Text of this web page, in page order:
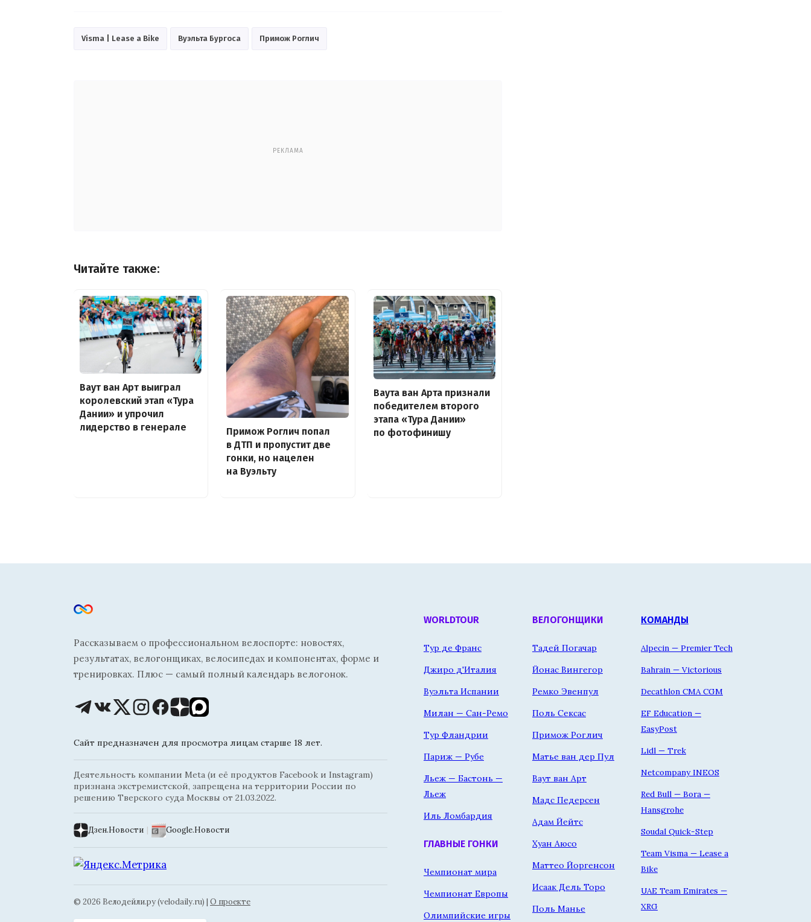
Visma | Lease a Bike Вуэльта Бургоса Примож Роглич
РЕКЛАМА
Читайте также:
Ваут ван Арт выиграл
королевский этап «Тура
Дании» и упрочил
лидерство в генерале
Примож Роглич попал
в ДТП и пропустит две
гонки, но нацелен
на Вуэльту
Ваута ван Арта признали
победителем второго
этапа «Тура Дании»
по фотофинишу
Рассказываем о профессиональном велоспорте: новостях,
результатах, велогонщиках, велосипедах и компонентах, форме и
тренировках. Плюс — самый полный календарь велогонок.
Сайт предназначен для просмотра лицам старше 18 лет.
Деятельность компании Meta (и её продуктов Facebook и Instagram)
признана экстремистской, запрещена на территории России по
решению Тверского суда Москвы от 21.03.2022.
Дзен.Новости | Google.Новости
© 2026 Велодейли.ру (velodaily.ru) | О проекте
WORLDTOUR
Тур де Франс
Джиро д'Италия
Вуэльта Испании
Милан — Сан-Ремо
Тур Фландрии
Париж — Рубе
Льеж — Бастонь —
Льеж
Иль Ломбардия
ГЛАВНЫЕ ГОНКИ
Чемпионат мира
Чемпионат Европы
Олимпийские игры
ВЕЛОГОНЩИКИ
Тадей Погачар
Йонас Вингегор
Ремко Эвенпул
Поль Сексас
Примож Роглич
Матье ван дер Пул
Ваут ван Арт
Мадс Педерсен
Адам Йейтс
Хуан Аюсо
Маттео Йоргенсон
Исаак Дель Торо
Поль Манье
КОМАНДЫ
Alpecin — Premier Tech
Bahrain — Victorious
Decathlon CMA CGM
EF Education —
EasyPost
Lidl — Trek
Netcompany INEOS
Red Bull — Bora —
Hansgrohe
Soudal Quick-Step
Team Visma — Lease a
Bike
UAE Team Emirates —
XRG